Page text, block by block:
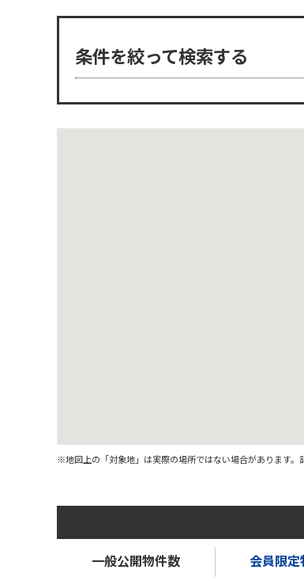
条件を絞って検索する
※地図上の「対象地」は実際の場所ではない場合があります。
一般公開物件数 会員限定